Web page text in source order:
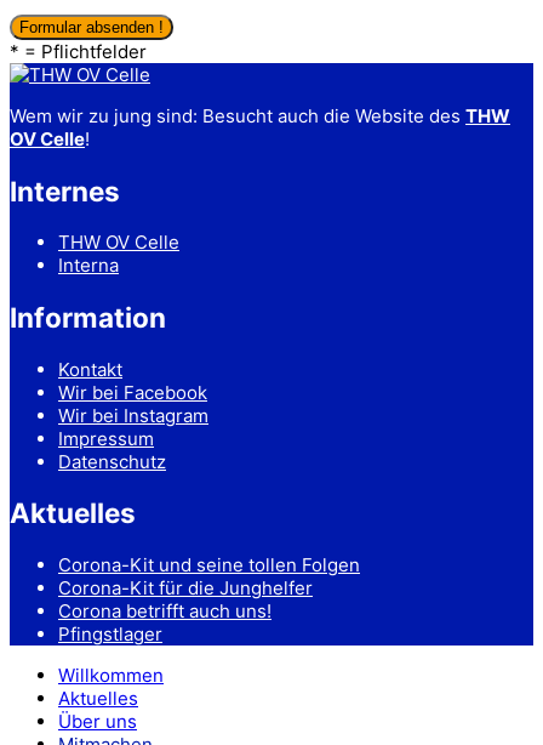
* = Pflichtfelder
Wem wir zu jung sind: Besucht auch die Website des THW
OV Celle!
Internes
THW OV Celle
Interna
Information
Kontakt
Wir bei Facebook
Wir bei Instagram
Impressum
Datenschutz
Aktuelles
Corona-Kit und seine tollen Folgen
Corona-Kit für die Junghelfer
Corona betrifft auch uns!
Pfingstlager
Willkommen
Aktuelles
Über uns